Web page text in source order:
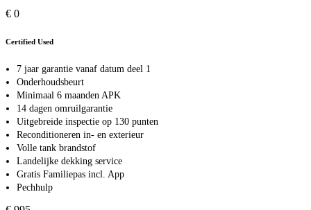
€ 0
Certified Used
7 jaar garantie vanaf datum deel 1
Onderhoudsbeurt
Minimaal 6 maanden APK
14 dagen omruilgarantie
Uitgebreide inspectie op 130 punten
Reconditioneren in- en exterieur
Volle tank brandstof
Landelijke dekking service
Gratis Familiepas incl. App
Pechhulp